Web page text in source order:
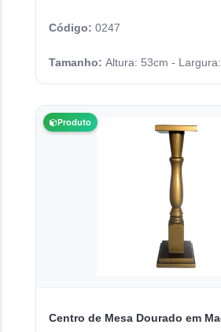
Código: 0247
Tamanho: Altura: 53cm -
Produto
Centro de Mesa Dourado em